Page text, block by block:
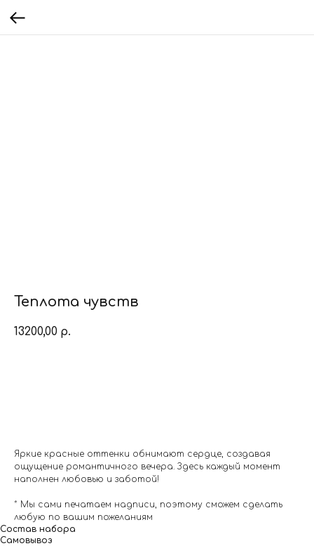
Теплота чувств
13200,00 р.
Яркие красные оттенки обнимают сердце, создавая
ощущение романтичного вечера. Здесь каждый момент
наполнен любовью и заботой!
* Мы сами печатаем надписи, поэтому сможем сделать
любую по вашим пожеланиям
Состав набора
Самовывоз